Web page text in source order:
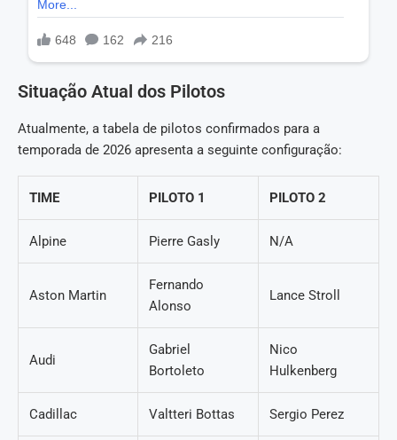
Situação Atual dos Pilotos
Atualmente, a tabela de pilotos confirmados para a
temporada de 2026 apresenta a seguinte configuração:
TIME PILOTO 1 PILOTO 2
Alpine Pierre Gasly N/A
Aston Martin
Fernando
Alonso
Lance Stroll
Audi
Gabriel
Bortoleto
Nico
Hulkenberg
Cadillac Valtteri Bottas Sergio Perez